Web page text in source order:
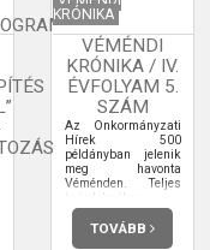
KRÓNIKA
VÉMÉNDI
KRÓNIKA / IV.
ÉVFOLYAM 5.
SZÁM
Az Önkormányzati
Hírek 500
példányban jelenik
meg havonta
Véménden. Teljes
terjedelmében
elolvashatja.
TOVÁBB